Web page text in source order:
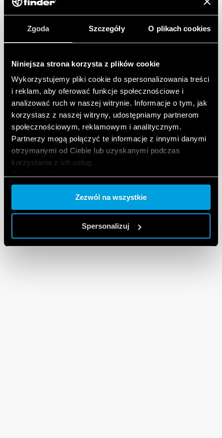
Zgoda Szczegóły O plikach cookies
Niniejsza strona korzysta z plików cookie
Wykorzystujemy pliki cookie do spersonalizowania treści
i reklam, aby oferować funkcje społecznościowe i
analizować ruch w naszej witrynie. Informacje o tym, jak
korzystasz z naszej witryny, udostępniamy partnerom
społecznościowym, reklamowym i analitycznym.
Partnerzy mogą połączyć te informacje z innymi danymi
otrzymanymi od Ciebie lub uzyskanymi podczas
korzystania z ich usług.
Zezwól na wszystkie
Spersonalizuj